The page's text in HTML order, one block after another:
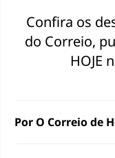
Confira os
do Correio,
HOJE
Por O Correio de